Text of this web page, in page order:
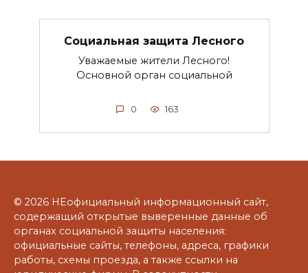
Социальная защита Лесного
Уважаемые жители Лесного!
Основной орган социальной
0 163
© 2026 НЕофициальный информационный сайт,
содержащий открытые выверенные данные об
органах социальной защиты населения:
официальные сайты, телефоны, адреса, графики
работы, схемы проезда, а также ссылки на